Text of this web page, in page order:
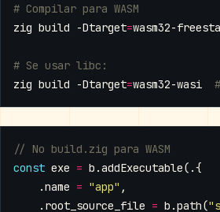
# Compilar para WASM
zig build -Dtarget=
# Se usar libc:
zig build -Dtarget=wasm32-wasi
const exe = b .addExecutable(.{
.name = "app" ,
. root_source_file = b .path(